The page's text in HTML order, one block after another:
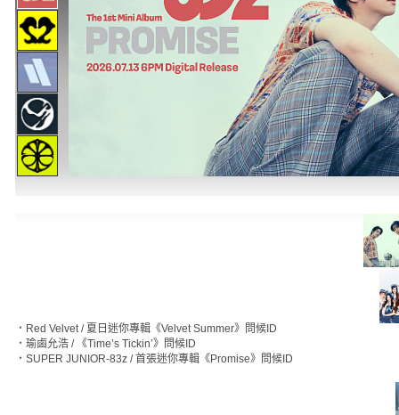
‧ Red Velvet / 夏日迷你專輯《Velvet Summer》問候ID
‧ 瑜鹵允浩 / 《Time’s Tickin’》問候ID
‧ SUPER JUNIOR-83z / 首張迷你專輯《Promise》問候ID